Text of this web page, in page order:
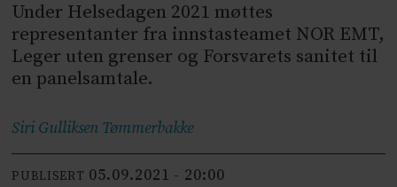
Under Helsedagen 2021 møttes
representanter fra innstasteamet NOR EMT,
Leger uten grenser og Forsvarets sanitet til
en panelsamtale.
Siri Gulliksen Tømmerbakke
PUBLISERT 05.09.2021 - 20:00